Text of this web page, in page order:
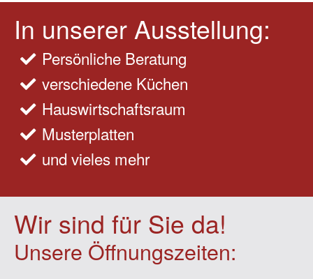
In unserer Ausstellung:
Persönliche Beratung
verschiedene Küchen
Hauswirtschaftsraum
Musterplatten
und vieles mehr
Wir sind für Sie da!
Unsere Öffnungszeiten: